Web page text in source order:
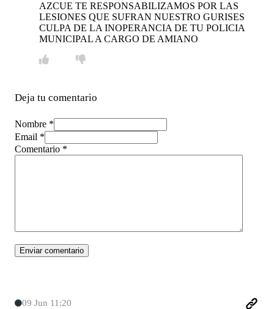
AZCUE TE RESPONSABILIZAMOS POR LAS
LESIONES QUE SUFRAN NUESTRO GURISES
CULPA DE LA INOPERANCIA DE TU POLICIA
MUNICIPAL A CARGO DE AMIANO
Deja tu comentario
Nombre *
Email *
Comentario *
09 Jun 11:20